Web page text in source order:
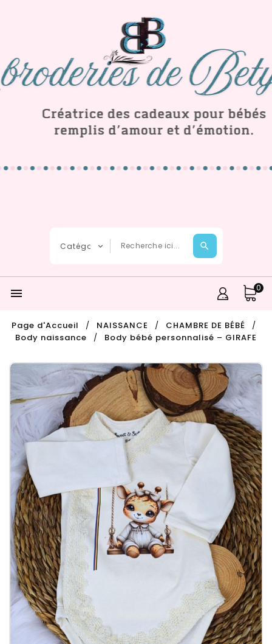
 0
Page d'Accueil NAISSANCE
CHAMBRE DE BÉBÉ
Body naissance
Body bébé personnalisé – GIRAFE